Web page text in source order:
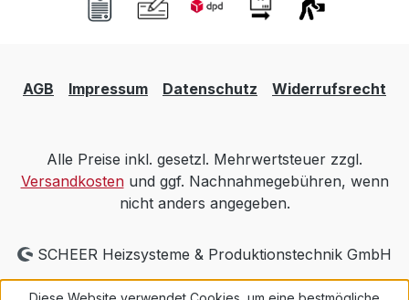
AGB Impressum Datenschutz Widerrufsrecht
Alle Preise inkl. gesetzl. Mehrwertsteuer zzgl.
Versandkostenund ggf. Nachnahmegebühren, wenn
nicht anders angegeben.
SCHEER Heizsysteme & Produktionstechnik GmbH